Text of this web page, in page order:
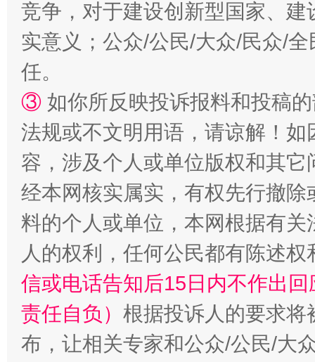
扯下公款旅游的“隐身衣” 如何以
“蜀中异人”王建安的艺术幻境
竞争，对于建设创新型国家、
实意义；公众/公民/大众/民众/
任。
③ 如你所反映投诉报料和投稿
法规或不文明用语，请谅解！
容，涉及个人或单位版权和其它
经本网核实属实，有权先行撤
料的个人或单位，本网根据有
人的权利，任何公民都有陈述
信或电话告知后15日内不作出
责任自负） 根据投诉人的要求将
布，让相关专家和公众/公民/大